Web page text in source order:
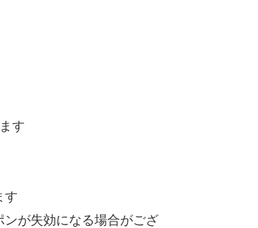
す
す
が失効になる場合がござ